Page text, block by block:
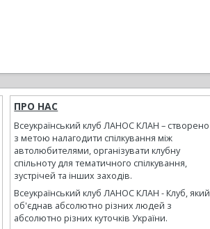
ПРО НАС
Всеукраїнський клуб ЛАНОС КЛАН – створено
з метою налагодити спілкування між
автолюбителями, організувати клубну
спільноту для тематичного спілкування,
зустрічей та інших заходів.
Всеукраїнський клуб ЛАНОС КЛАН - Клуб, який
об'єднав абсолютно різних людей з
абсолютно різних куточків України.